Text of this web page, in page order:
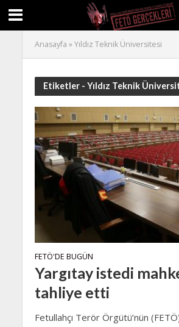
Anasayfa »Yıldız Teknik Üniversitesi
Etiketler - Yıldız Teknik
FETÖ'DE BUGÜN
Yargıtay istedi
tahliye etti
Fetullahçı Terör Örgütü’nün